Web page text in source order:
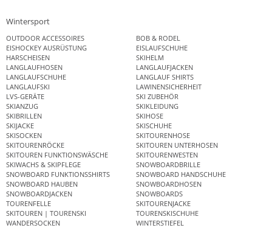
Wintersport
OUTDOOR ACCESSOIRES
BOB & RODEL
EISHOCKEY AUSRÜSTUNG
EISLAUFSCHUHE
HARSCHEISEN
SKIHELM
LANGLAUFHOSEN
LANGLAUFJACKEN
LANGLAUFSCHUHE
LANGLAUF SHIRTS
LANGLAUFSKI
LAWINENSICHERHEIT
LVS-GERÄTE
SKI ZUBEHÖR
SKIANZUG
SKIKLEIDUNG
SKIBRILLEN
SKIHOSE
SKIJACKE
SKISCHUHE
SKISOCKEN
SKITOURENHOSE
SKITOURENRÖCKE
SKITOUREN UNTERHOSEN
SKITOUREN FUNKTIONSWÄSCHE
SKITOURENWESTEN
SKIWACHS & SKIPFLEGE
SNOWBOARDBRILLE
SNOWBOARD FUNKTIONSSHIRTS
SNOWBOARD HANDSCHUHE
SNOWBOARD HAUBEN
SNOWBOARDHOSEN
SNOWBOARDJACKEN
SNOWBOARDS
TOURENFELLE
SKITOURENJACKE
SKITOUREN | TOURENSKI
TOURENSKISCHUHE
WANDERSOCKEN
WINTERSTIEFEL